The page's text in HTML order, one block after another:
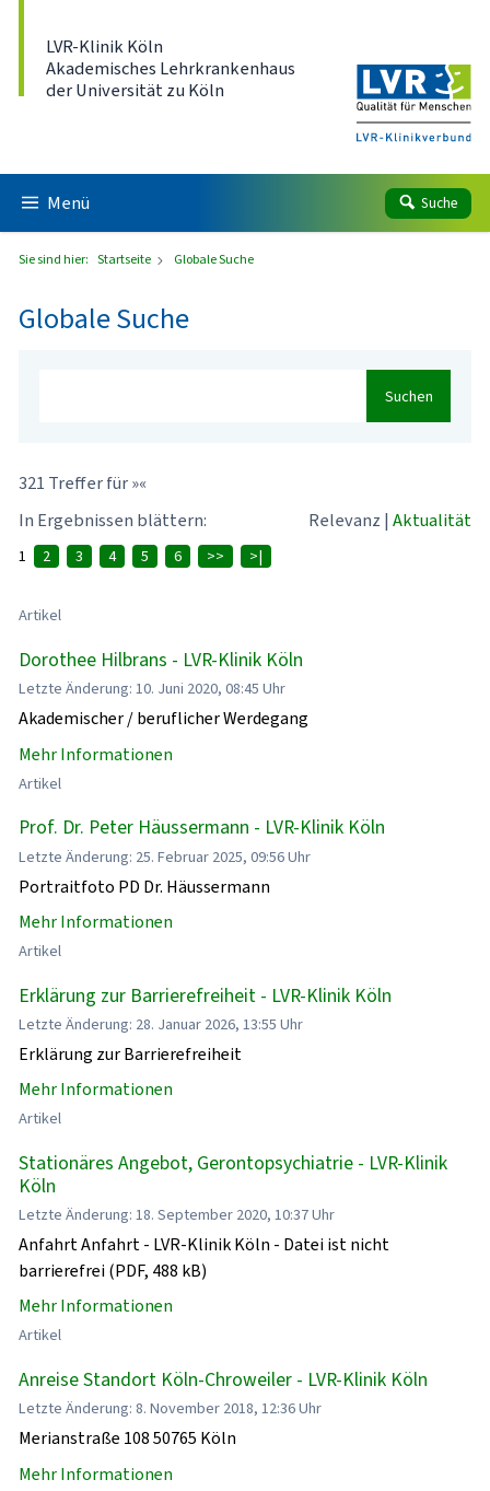
LVR-Klinik Köln
Akademisches Lehrkrankenhaus
der Universität zu Köln
Menü Suche
Sie sind hier: Startseite Globale Suche
Globale Suche
Suchen
321 Treffer für »«
In Ergebnissen blättern:
Relevanz | Aktualität
1 2 3 4 5 6 >> >|
Artikel
Dorothee Hilbrans - LVR-Klinik Köln
Letzte Änderung: 10. Juni 2020, 08:45 Uhr
Akademischer / beruflicher Werdegang
Mehr Informationen
Artikel
Prof. Dr. Peter Häussermann - LVR-Klinik Köln
Letzte Änderung: 25. Februar 2025, 09:56 Uhr
Portraitfoto PD Dr. Häussermann
Mehr Informationen
Artikel
Erklärung zur Barrierefreiheit - LVR-Klinik Köln
Letzte Änderung: 28. Januar 2026, 13:55 Uhr
Erklärung zur Barrierefreiheit
Mehr Informationen
Artikel
Stationäres Angebot, Gerontopsychiatrie - LVR-Klinik
Köln
Letzte Änderung: 18. September 2020, 10:37 Uhr
Anfahrt Anfahrt - LVR-Klinik Köln - Datei ist nicht
barrierefrei (PDF, 488 kB)
Mehr Informationen
Artikel
Anreise Standort Köln-Chroweiler - LVR-Klinik Köln
Letzte Änderung: 8. November 2018, 12:36 Uhr
Merianstraße 108 50765 Köln
Mehr Informationen